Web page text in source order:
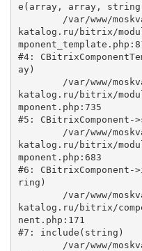
e(array, array,
katalog.ru/bitrix/
#4:
ay)
katalog.ru/bitrix/
mponent.php:735
#5: CBitrixComponent-
katalog.ru/bitrix/
mponent.php:683
#6: CBitrixComponent-
ring)
katalog.ru/bitrix/
nent.php:171
#7: include(string)